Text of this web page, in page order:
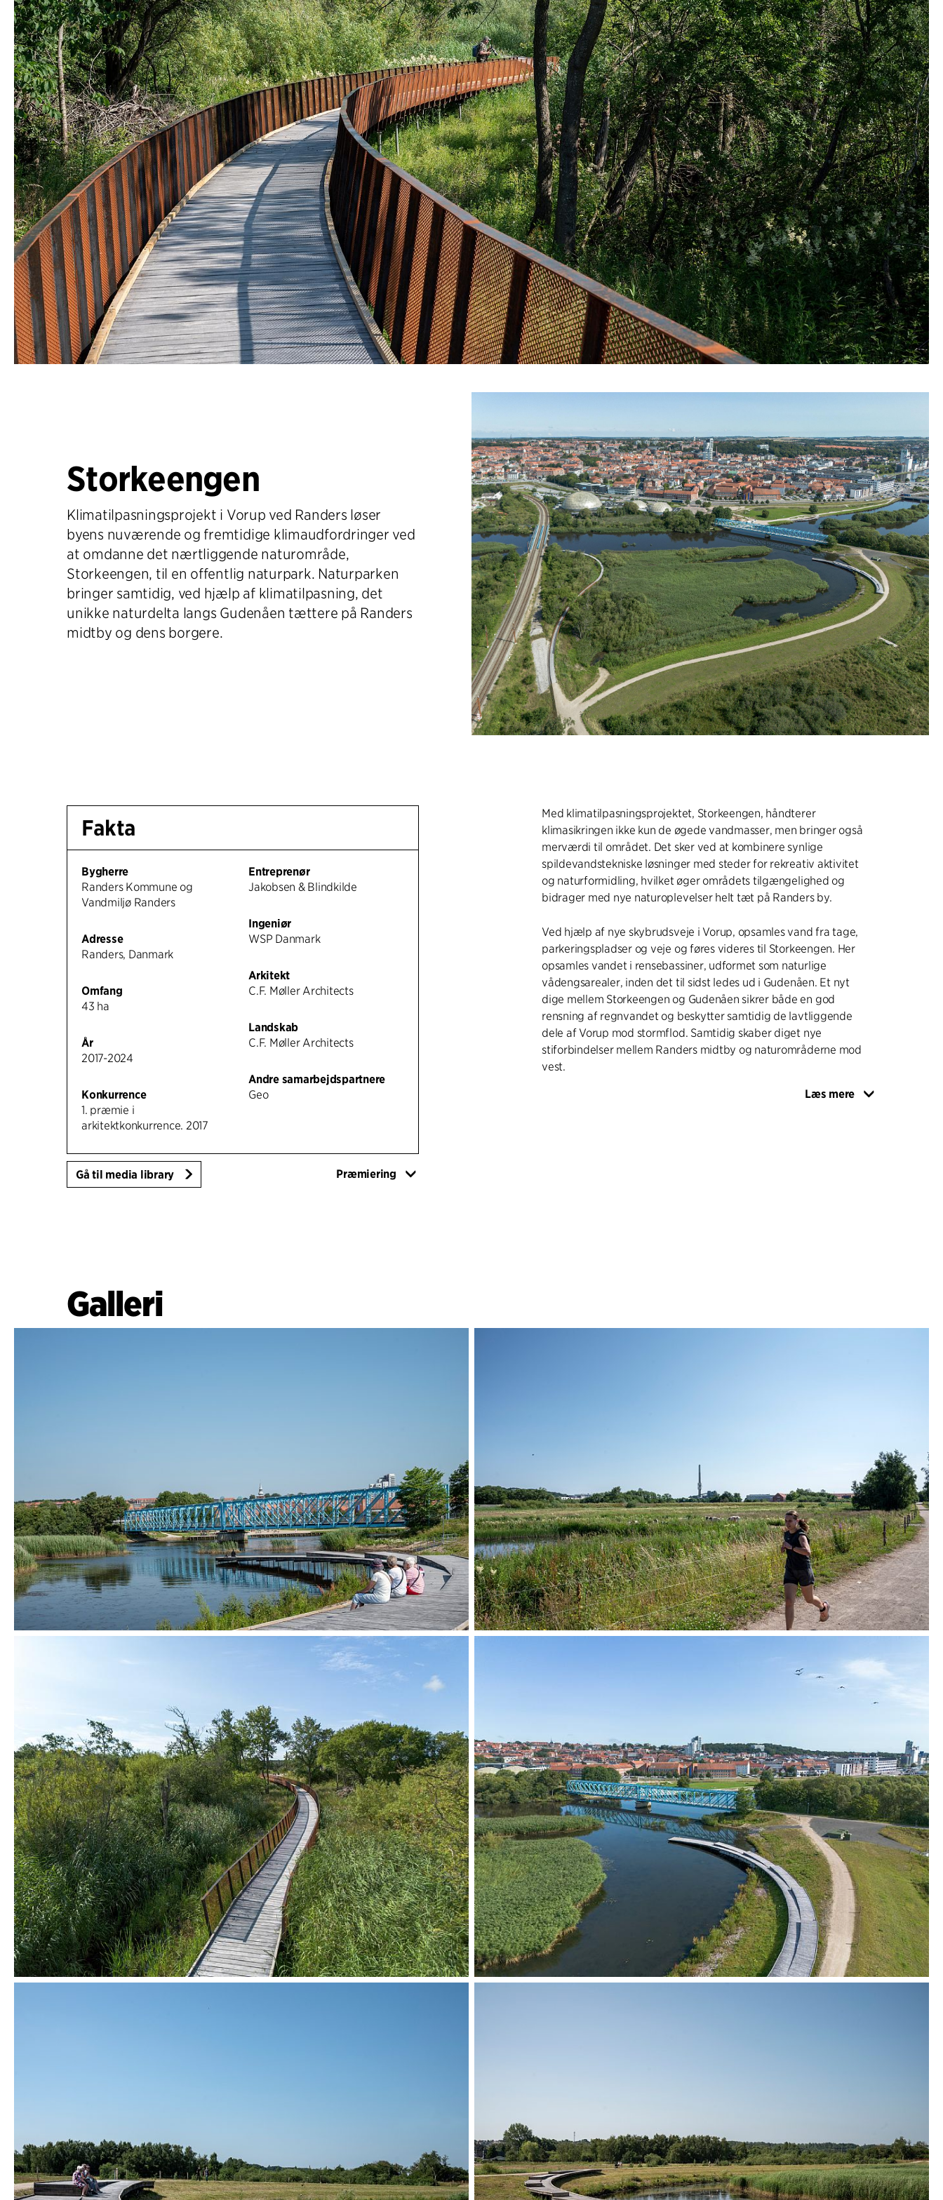
Storkeengen
Klimatilpasningsprojekt i Vorup ved Randers løser
byens nuværende og fremtidige klimaudfordringer ved
at omdanne det nærtliggende naturområde,
Storkeengen, til en offentlig naturpark. Naturparken
bringer samtidig, ved hjælp af klimatilpasning, det
unikke naturdelta langs Gudenåen tættere på Randers
midtby og dens borgere.
Fakta
Bygherre
Randers Kommune og
Vandmiljø Randers
Adresse
Randers, Danmark
Omfang
43 ha
År
2017-2024
Konkurrence
1. præmie i
arkitektkonkurrence. 2017
Entreprenør
Jakobsen & Blindkilde
Ingeniør
WSP Danmark
Arkitekt
C.F. Møller Architects
Landskab
C.F. Møller Architects
Andre samarbejdspartnere
Geo
Gå til media library Præmiering
Med klimatilpasningsprojektet, Storkeengen, håndterer
klimasikringen ikke kun de øgede vandmasser, men bringer også
merværdi til området. Det sker ved at kombinere synlige
spildevandstekniske løsninger med steder for rekreativ aktivitet
og naturformidling, hvilket øger områdets tilgængelighed og
bidrager med nye naturoplevelser helt tæt på Randers by.
Ved hjælp af nye skybrudsveje i Vorup, opsamles vand fra tage,
parkeringspladser og veje og føres videres til Storkeengen. Her
opsamles vandet i rensebassiner, udformet som naturlige
vådengsarealer, inden det til sidst ledes ud i Gudenåen. Et nyt
dige mellem Storkeengen og Gudenåen sikrer både en god
rensning af regnvandet og beskytter samtidig de lavtliggende
dele af Vorup mod stormflod. Samtidig skaber diget nye
stiforbindelser mellem Randers midtby og naturområderne mod
vest.
Storkeengen er et klimatilpasningsprojekt på naturens betingelser
Læs mere
Galleri